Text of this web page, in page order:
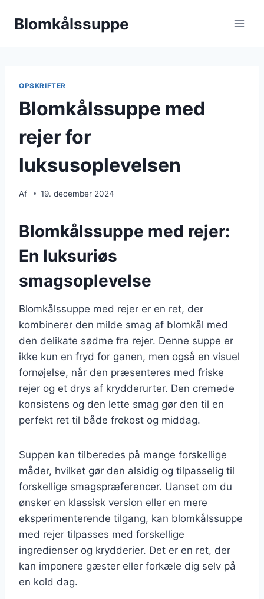
Blomkålssuppe
OPSKRIFTER
Blomkålssuppe med
rejer for
luksusoplevelsen
Af 19. december 2024
Blomkålssuppe med rejer:
En luksuriøs
smagsoplevelse
Blomkålssuppe med rejer er en ret, der
kombinerer den milde smag af blomkål med
den delikate sødme fra rejer. Denne suppe er
ikke kun en fryd for ganen, men også en visuel
fornøjelse, når den præsenteres med friske
rejer og et drys af krydderurter. Den cremede
konsistens og den lette smag gør den til en
perfekt ret til både frokost og middag.
Suppen kan tilberedes på mange forskellige
måder, hvilket gør den alsidig og tilpasselig til
forskellige smagspræferencer. Uanset om du
ønsker en klassisk version eller en mere
eksperimenterende tilgang, kan blomkålssuppe
med rejer tilpasses med forskellige
ingredienser og krydderier. Det er en ret, der
kan imponere gæster eller forkæle dig selv på
en kold dag.